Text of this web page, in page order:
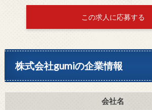
この求人に応募する
株式会社gumiの企業情報
会社名